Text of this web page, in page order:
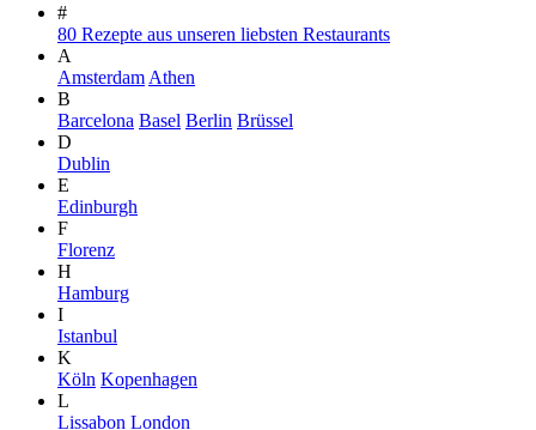
#
80 Rezepte aus unseren liebsten Restaurants
A
Amsterdam Athen
B
Barcelona Basel Berlin Brüssel
D
Dublin
E
Edinburgh
F
Florenz
H
Hamburg
I
Istanbul
K
Köln Kopenhagen
L
Lissabon London